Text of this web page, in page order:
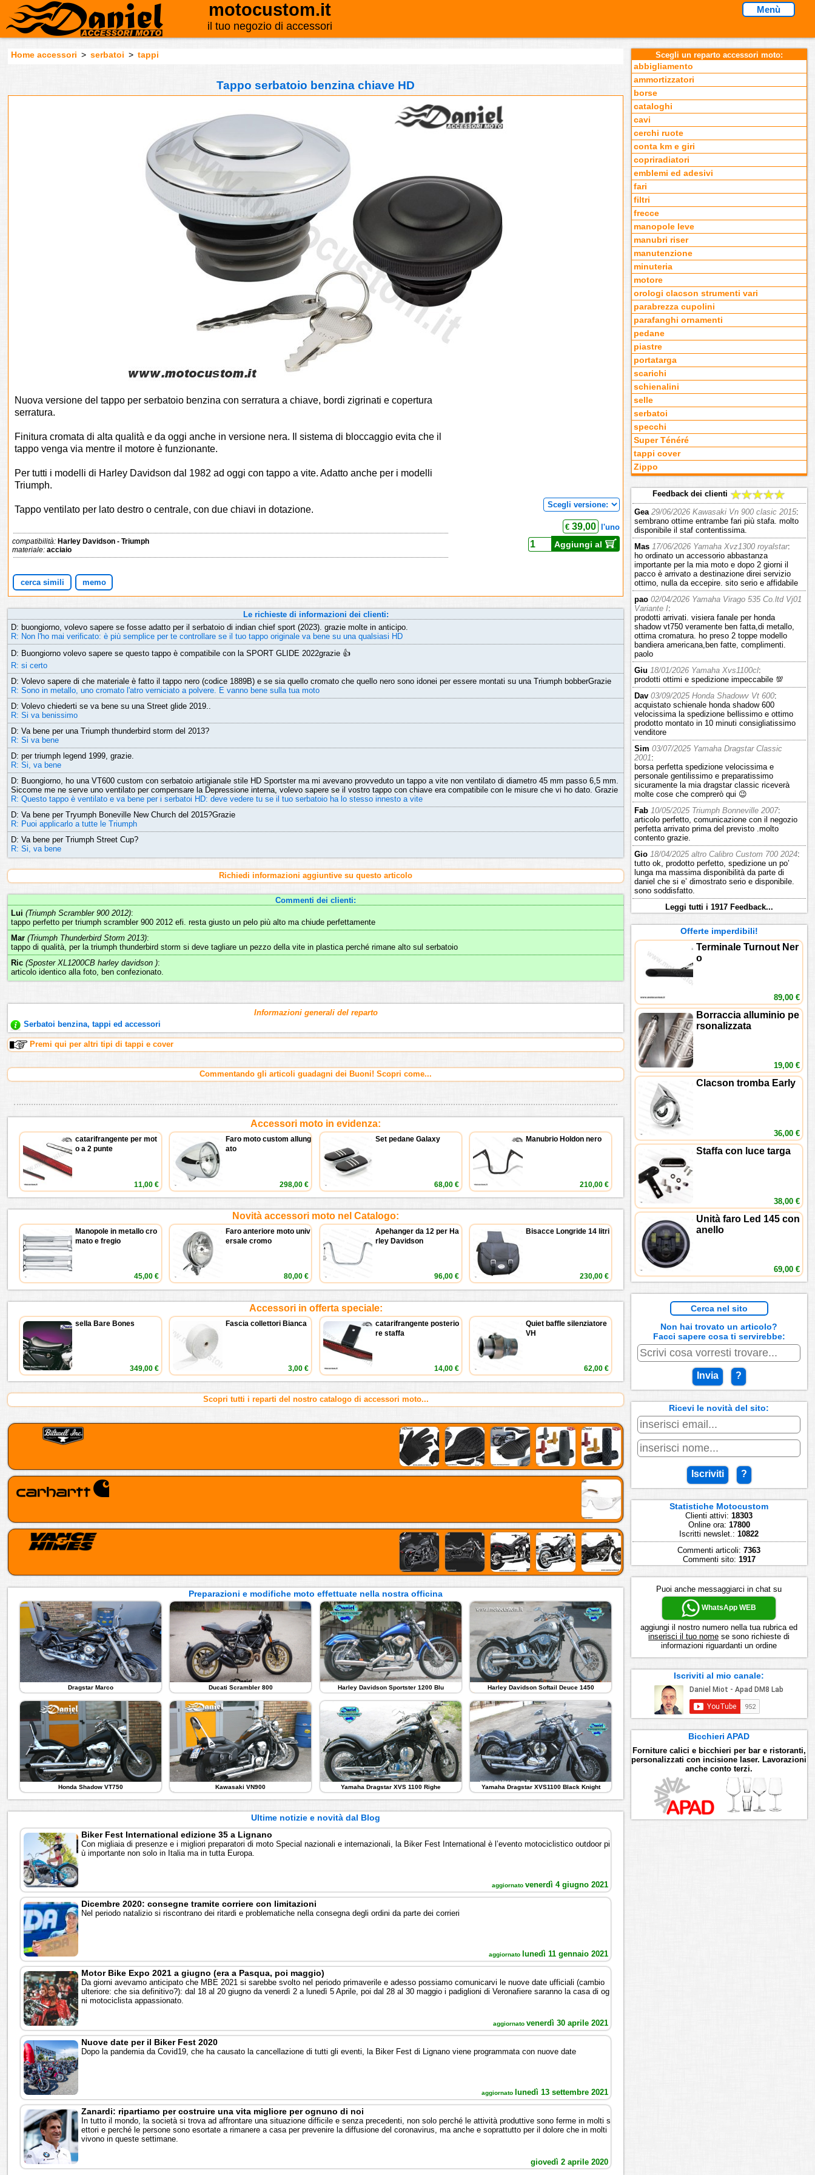
motocustom.it
il tuo negozio di accessori
Menù
Home accessori > serbatoi > tappi
Tappo serbatoio benzina chiave HD
Nuova versione del tappo per serbatoio benzina con serratura a chiave, bordi zigrinati e copertura
serratura.
Finitura cromata di alta qualità e da oggi anche in versione nera. Il sistema di bloccaggio evita che il
tappo venga via mentre il motore è funzionante.
Per tutti i modelli di Harley Davidson dal 1982 ad oggi con tappo a vite. Adatto anche per i modelli
Triumph.
Tappo ventilato per lato destro o centrale, con due chiavi in dotazione.
compatibilità: Harley Davidson - Triumph
materiale:acciaio
€39,00 l'uno
Aggiungi al
cerca simili memo
Le richieste di informazioni dei clienti:
D: buongiorno, volevo sapere se fosse adatto per il serbatoio di indian chief sport (2023). grazie molte in anticipo.
R: Non l'ho mai verificato: è più semplice per te controllare se il tuo tappo originale va bene su una qualsiasi HD
D: Buongiorno volevo sapere se questo tappo è compatibile con la SPORT GLIDE 2022grazie 👍
R: si certo
D: Volevo sapere di che materiale è fatto il tappo nero (codice 1889B) e se sia quello cromato che quello nero sono idonei per essere montati su una Triumph bobberGrazie
R: Sono in metallo, uno cromato l'atro verniciato a polvere. E vanno bene sulla tua moto
D: Volevo chiederti se va bene su una Street glide 2019..
R: Si va benissimo
D: Va bene per una Triumph thunderbird storm del 2013?
R: Si va bene
D: per triumph legend 1999, grazie.
R: Si, va bene
D: Buongiorno, ho una VT600 custom con serbatoio artigianale stile HD Sportster ma mi avevano provveduto un tappo a vite non ventilato di diametro 45 mm passo 6,5 mm.
Siccome me ne serve uno ventilato per compensare la Depressione interna, volevo sapere se il vostro tappo con chiave era compatibile con le misure che vi ho dato. Grazie
R: Questo tappo è ventilato e va bene per i serbatoi HD: deve vedere tu se il tuo serbatoio ha lo stesso innesto a vite
D: Va bene per Tryumph Boneville New Church del 2015?Grazie
R: Puoi applicarlo a tutte le Triumph
D: Va bene per Triumph Street Cup?
R: Si, va bene
Richiedi informazioni aggiuntive su questo articolo
Commenti dei clienti:
Lui (Triumph Scrambler 900 2012):
tappo perfetto per triumph scrambler 900 2012 efi. resta giusto un pelo più alto ma chiude perfettamente
Mar (Triumph Thunderbird Storm 2013):
tappo di qualità, per la triumph thunderbird storm si deve tagliare un pezzo della vite in plastica perché rimane alto sul serbatoio
Ric (Sposter XL1200CB harley davidson ):
articolo identico alla foto, ben confezionato.
Informazioni generali del reparto
Serbatoi benzina, tappi ed accessori
Premi qui per altri tipi di tappi e cover
Commentando gli articoli guadagni dei Buoni! Scopri come...
Accessori moto in evidenza:
catarifrangente per mot
o a 2 punte
11,00 €
Faro moto custom allung
ato
298,00 €
Set pedane Galaxy
68,00 €
Manubrio Holdon nero
210,00 €
Novità accessori moto nel Catalogo:
Manopole in metallo cro
mato e fregio
45,00 €
Faro anteriore moto univ
ersale cromo
80,00 €
Apehanger da 12 per Ha
rley Davidson
96,00 €
Bisacce Longride 14 litri
230,00 €
Accessori in offerta speciale:
sella Bare Bones
349,00 €
Fascia collettori Bianca
3,00 €
catarifrangente posterio
re staffa
14,00 €
Quiet baffle silenziatore
VH
62,00 €
Scopri tutti i reparti del nostro catalogo di accessori moto...
Preparazioni e modifiche moto effettuate nella nostra officina
Dragstar Marco Ducati Scrambler 800 Harley Davidson Sportster 1200 Blu Harley Davidson Softail Deuce 1450
Honda Shadow VT750 Kawasaki VN900 Yamaha Dragstar XVS 1100 Righe Yamaha Dragstar XVS1100 Black Knight
Ultime notizie e novità dal Blog
Biker Fest International edizione 35 a Lignano
Con migliaia di presenze e i migliori preparatori di moto Special nazionali e internazionali, la Biker Fest International è l’evento motociclistico outdoor pi
ù importante non solo in Italia ma in tutta Europa.
aggiornatovenerdì 4 giugno 2021
Dicembre 2020: consegne tramite corriere con limitazioni
Nel periodo natalizio si riscontrano dei ritardi e problematiche nella consegna degli ordini da parte dei corrieri
aggiornato lunedì 11 gennaio 2021
Motor Bike Expo 2021 a giugno (era a Pasqua, poi maggio)
Da giorni avevamo anticipato che MBE 2021 si sarebbe svolto nel periodo primaverile e adesso possiamo comunicarvi le nuove date ufficiali (cambio
ulteriore: che sia definitivo?): dal 18 al 20 giugno da venerdì 2 a lunedì 5 Aprile, poi dal 28 al 30 maggio i padiglioni di Veronafiere saranno la casa di og
ni motociclista appassionato.
aggiornatovenerdì 30 aprile 2021
Nuove date per il Biker Fest 2020
Dopo la pandemia da Covid19, che ha causato la cancellazione di tutti gli eventi, la Biker Fest di Lignano viene programmata con nuove date
aggiornato lunedì 13 settembre 2021
Zanardi: ripartiamo per costruire una vita migliore per ognuno di noi
In tutto il mondo, la società si trova ad affrontare una situazione difficile e senza precedenti, non solo perché le attività produttive sono ferme in molti s
ettori e perché le persone sono esortate a rimanere a casa per prevenire la diffusione del coronavirus, ma anche e soprattutto per il dolore che in molti
vivono in queste settimane.
giovedì 2 aprile 2020
Scegli un reparto accessori moto:
abbigliamento
ammortizzatori
borse
cataloghi
cavi
cerchi ruote
conta km e giri
copriradiatori
emblemi ed adesivi
fari
filtri
frecce
manopole leve
manubri riser
manutenzione
minuteria
motore
orologi clacson strumenti vari
parabrezza cupolini
parafanghi ornamenti
pedane
piastre
portatarga
scarichi
schienalini
selle
serbatoi
specchi
Super Ténéré
tappi cover
Zippo
Feedback dei clienti
Gea 29/06/2026 Kawasaki Vn 900 clasic 2015:
sembrano ottime entrambe fari più stafa. molto
disponibile il staf contentissima.
Mas 17/06/2026 Yamaha Xvz1300 royalstar:
ho ordinato un accessorio abbastanza
importante per la mia moto e dopo 2 giorni il
pacco è arrivato a destinazione direi servizio
ottimo, nulla da eccepire. sito serio e affidabile
pao 02/04/2026 Yamaha Virago 535 Co.ltd Vj01
Variante I:
prodotti arrivati. visiera fanale per honda
shadow vt750 veramente ben fatta,di metallo,
ottima cromatura. ho preso 2 toppe modello
bandiera americana,ben fatte, complimenti.
paolo
Giu 18/01/2026 Yamaha Xvs1100cl:
prodotti ottimi e spedizione impeccabile 💯
Dav 03/09/2025 Honda Shadowv Vt 600:
acquistato schienale honda shadow 600
velocissima la spedizione bellissimo e ottimo
prodotto montato in 10 minuti consigliatissimo
venditore
Sim 03/07/2025 Yamaha Dragstar Classic
2001:
borsa perfetta spedizione velocissima e
personale gentilissimo e preparatissimo
sicuramente la mia dragstar classic riceverà
molte cose che comprerò qui 😉
Fab 10/05/2025 Triumph Bonneville 2007:
articolo perfetto, comunicazione con il negozio
perfetta arrivato prima del previsto .molto
contento grazie.
Gio 18/04/2025 altro Calibro Custom 700 2024:
tutto ok, prodotto perfetto, spedizione un po’
lunga ma massima disponibilità da parte di
daniel che si e’ dimostrato serio e disponibile.
sono soddisfatto.
Leggi tutti i 1917 Feedback...
Offerte imperdibili!
Terminale Turnout Ner
o
89,00 €
Borraccia alluminio pe
rsonalizzata
19,00 €
Clacson tromba Early
36,00 €
Staffa con luce targa
38,00 €
Unità faro Led 145 con
anello
69,00 €
Cerca nel sito
Non hai trovato un articolo?
Facci sapere cosa ti servirebbe:
Invia ?
Ricevi le novità del sito:
Iscriviti ?
Statistiche Motocustom
Clienti attivi:18303
Online ora: 17800
Iscritti newslet.:10822
Commenti articoli:7363
Commenti sito: 1917
Puoi anche messaggiarci in chat su
WhatsApp WEB
aggiungi il nostro numero nella tua rubrica ed
inserisci il tuo nome se sono richieste di
informazioni riguardanti un ordine
Iscriviti al mio canale:
Bicchieri APAD
Forniture calici e bicchieri per bar e ristoranti,
personalizzati con incisione laser. Lavorazioni
anche conto terzi.